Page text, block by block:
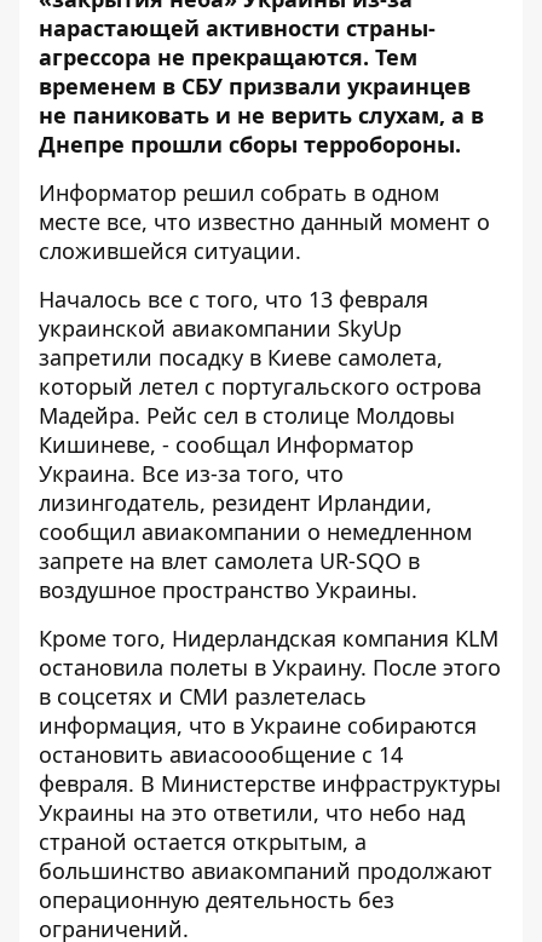
нарастающей активности страны-
агрессора не прекращаются. Тем
временем в СБУ призвали украинцев
не паниковать и не верить слухам, а в
Днепре прошли сборы терробороны.
Информатор решил собрать в одном
месте все, что известно данный момент о
сложившейся ситуации.
Началось все с того, что 13 февраля
украинской авиакомпании SkyUp
запретили посадку в Киеве самолета,
который летел с португальского острова
Мадейра. Рейс сел в столице Молдовы
Кишиневе, - сообщал Информатор
Украина. Все из-за того, что
лизингодатель, резидент Ирландии,
сообщил авиакомпании о немедленном
запрете на влет самолета UR-SQO в
воздушное пространство Украины.
Кроме того, Нидерландская компания KLM
остановила полеты в Украину. После этого
в соцсетях и СМИ разлетелась
информация, что в Украине собираются
остановить авиасоообщение с 14
февраля. В Министерстве инфраструктуры
Украины на это ответили, что небо над
страной остается открытым, а
большинство авиакомпаний продолжают
операционную деятельность без
ограничений.